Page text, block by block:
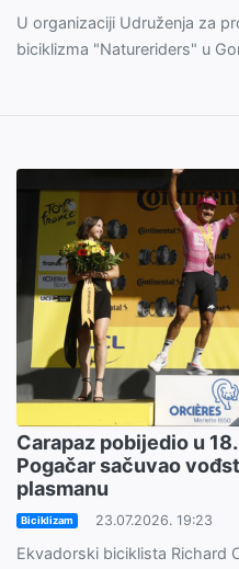
U organizaciji Udruženja za
biciklizma "Natureriders" u
Carapaz pobijedio u
Pogačar sačuvao
plasmanu
Biciklizam 23.07.2026. 19:23
Ekvadorski biciklista Richard